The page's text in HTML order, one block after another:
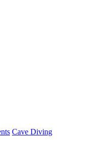
Cave Diving